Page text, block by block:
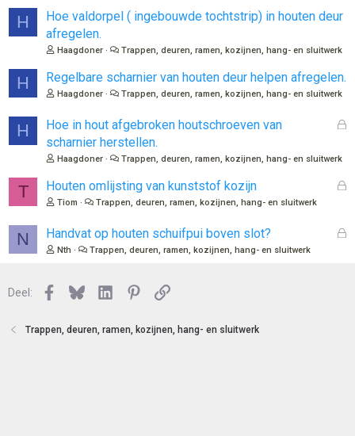
H
Hoe valdorpel ( ingebouwde tochtstrip) in houten deur
afregelen.
Haagdoner Trappen, deuren, ramen, kozijnen, hang- en sluitwerk
H Regelbare scharnier van houten deur helpen afregelen.
Haagdoner Trappen, deuren, ramen, kozijnen, hang- en sluitwerk
H
G
o
Hoe in hout afgebroken houtschroeven van
scharnier herstellen.
Haagdoner Trappen, deuren, ramen, kozijnen, hang- en sluitwerk
T
G
Houten omlijsting van kunststof kozijn
Tiom Trappen, deuren, ramen, kozijnen, hang- en sluitwerk
N
G
Handvat op houten schuifpui boven slot?
Nth Trappen, deuren, ramen, kozijnen, hang- en sluitwerk
Deel: Facebook
BlueskyLinkedInPinterest
Link
Trappen, deuren, ramen, kozijnen, hang- en sluitwerk